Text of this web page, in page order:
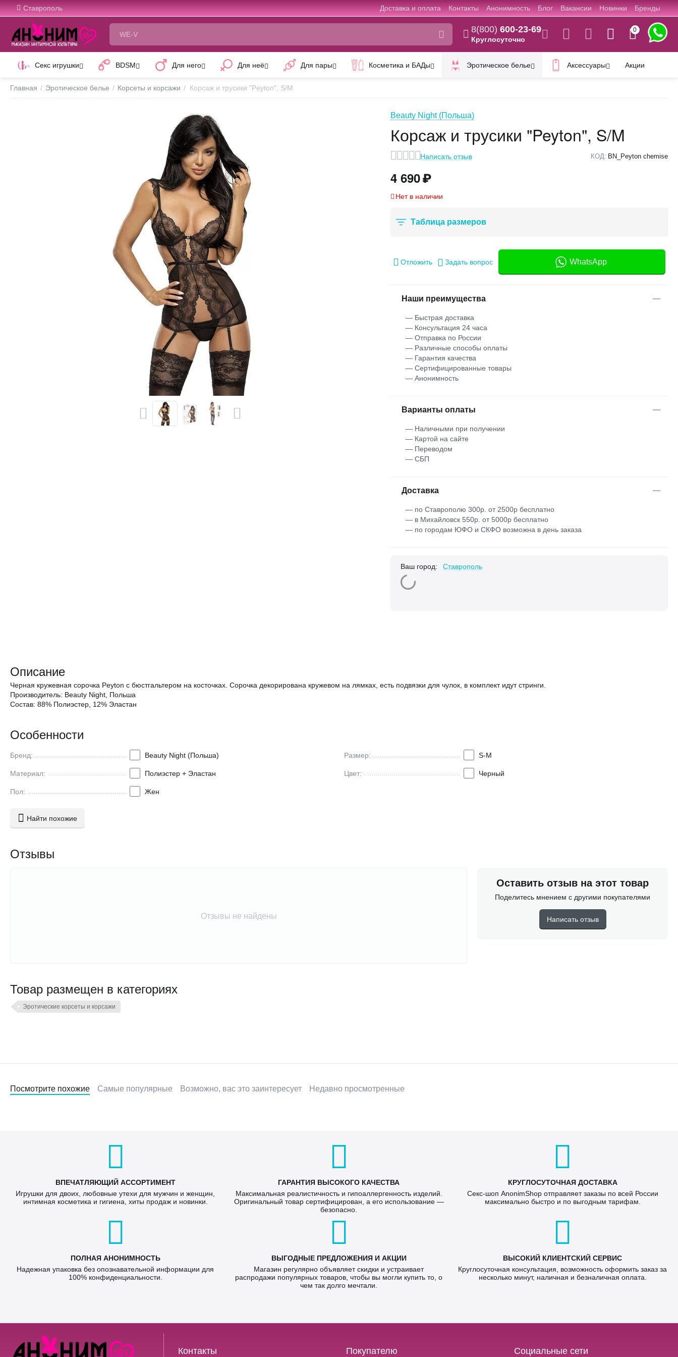
Ставрополь Доставка и оплата Контакты Анонимность Блог Вакансии Новинки Бренды
8(800) 600-23-69
Круглосуточно
0
Секс игрушки BDSM Для него Для неё Для пары Косметика и БАДы Эротическое белье Аксессуары Акции
Главная / Эротическое белье / Корсеты и корсажи / Корсаж и трусики "Peyton", S/M
Beauty Night (Польша)
Корсаж и трусики "Peyton", S/M
Написать отзыв КОД: BN_Peyton chemise
4 690₽
Нет в наличии
Таблица размеров
Отложить Задать вопрос WhatsApp
Наши преимущества
— Быстрая доставка
— Консультация 24 часа
— Отправка по России
— Различные способы оплаты
— Гарантия качества
— Сертифицированные товары
— Анонимность
Варианты оплаты
— Наличными при получении
— Картой на сайте
— Переводом
— СБП
Доставка
— по Ставрополю 300р. от 2500р бесплатно
— в Михайловск 550р. от 5000р бесплатно
— по городам ЮФО и СКФО возможна в день заказа
Ваш город: Ставрополь
Описание
Черная кружевная сорочка Peyton с бюстгальтером на косточках. Сорочка декорирована кружевом на лямках, есть подвязки для чулок, в комплект идут стринги.
Производитель: Beauty Night, Польша
Состав: 88% Полиэстер, 12% Эластан
Особенности
Бренд: Beauty Night (Польша)
Материал: Полиэстер + Эластан
Пол: Жен
Размер: S-M
Цвет: Черный
Найти похожие
Отзывы
Отзывы не найдены
Оставить отзыв на этот товар
Поделитесь мнением с другими покупателями
Написать отзыв
Товар размещен в категориях
Эротические корсеты и корсажи
Посмотрите похожие Самые популярные Возможно, вас это заинтересует Недавно просмотренные
ВПЕЧАТЛЯЮЩИЙ АССОРТИМЕНТ
Игрушки для двоих, любовные утехи для мужчин и женщин,
интимная косметика и гигиена, хиты продаж и новинки.
ГАРАНТИЯ ВЫСОКОГО КАЧЕСТВА
Максимальная реалистичность и гипоаллергенность изделий.
Оригинальный товар сертифицирован, а его использование —
безопасно.
КРУГЛОСУТОЧНАЯ ДОСТАВКА
Секс-шоп AnonimShop отправляет заказы по всей России
максимально быстро и по выгодным тарифам.
ПОЛНАЯ АНОНИМНОСТЬ
Надежная упаковка без опознавательной информации для
100% конфиденциальности.
ВЫГОДНЫЕ ПРЕДЛОЖЕНИЯ И АКЦИИ
Магазин регулярно объявляет скидки и устраивает
распродажи популярных товаров, чтобы вы могли купить то, о
чем так долго мечтали.
ВЫСОКИЙ КЛИЕНТСКИЙ СЕРВИС
Круглосуточная консультация, возможность оформить заказ за
несколько минут, наличная и безналичная оплата.
Контакты Покупателю Социальные сети